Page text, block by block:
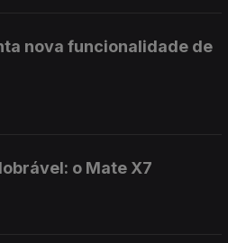
nova funcionalidade de
o Mate X7